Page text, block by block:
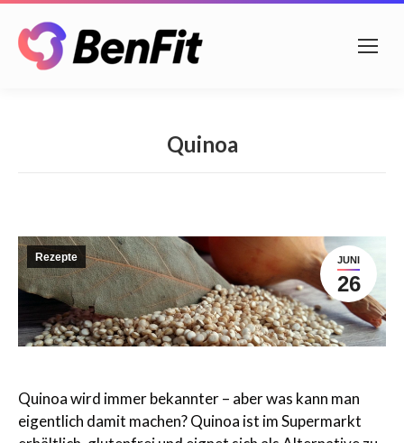
Quinoa
JUNI
26
Rezepte
Quinoa wird immer bekannter – aber was kann man
eigentlich damit machen? Quinoa ist im Supermarkt